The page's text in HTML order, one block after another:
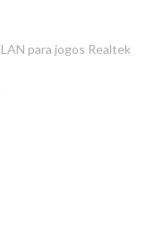
para jogos Realtek